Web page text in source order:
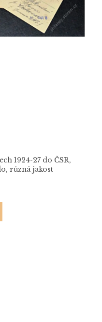
1924-27 do ČSR,
různá jakost